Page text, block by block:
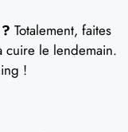
Totalement, faites
cuire le lendemain.
!